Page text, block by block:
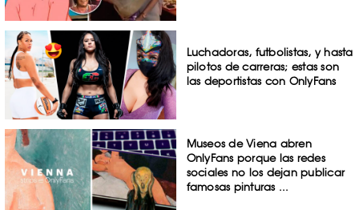
Luchadoras, futbolistas, y hasta
pilotos de carreras; estas son
las deportistas con OnlyFans
Museos de Viena abren
OnlyFans porque las redes
sociales no los dejan publicar
famosas pinturas ...